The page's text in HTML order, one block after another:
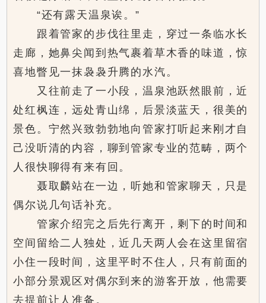
“还有露天温泉诶。”
跟着管家的步伐往里走，穿过一条临水长
走廊，她鼻尖闻到热气裹着草木香的味道，惊
喜地瞥见一抹袅袅升腾的水汽。
又往前走了一小段，温泉池跃然眼前，近
处红枫连，远处青山绵，后景淡蓝天，很美的
景色。宁然兴致勃勃地向管家打听起来刚才自
己没听清的内容，聊到管家专业的范畴，两个
人很快聊得有来有回。
聂取麟站在一边，听她和管家聊天，只是
偶尔说几句话补充。
管家介绍完之后先行离开，剩下的时间和
空间留给二人独处，近几天两人会在这里留宿
小住一段时间，这里平时不住人，只有前面的
小部分景观区对偶尔到来的游客开放，他需要
去提前让人准备。